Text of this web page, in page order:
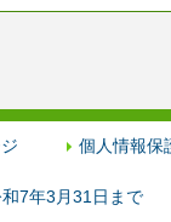
個人情報保
7年3月31日まで